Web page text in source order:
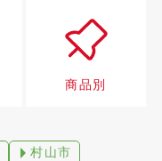
商品別
村山市